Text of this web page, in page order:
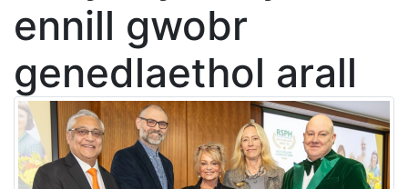
ennill gwobr
genedlaethol arall